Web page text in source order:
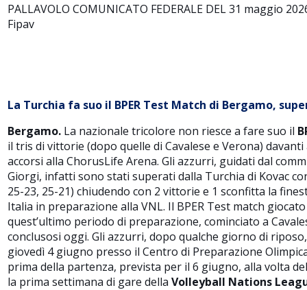
PALLAVOLO COMUNICATO FEDERALE DEL 31 maggio
Fipav
La Turchia fa suo il BPER Test Match di Bergamo,
Bergamo. La nazionale tricolore non riesce a fare suo il
il tris di vittorie (dopo quelle di Cavalese e Verona)
accorsi alla ChorusLife Arena. Gli azzurri, guidati dal
Giorgi, infatti sono stati superati dalla Turchia di Kovac
25-23, 25-21) chiudendo con 2 vittorie e 1 sconfitta la
Italia in preparazione alla VNL. Il BPER Test match
quest’ultimo periodo di preparazione, cominciato a
conclusosi oggi. Gli azzurri, dopo qualche giorno di
giovedì 4 giugno presso il Centro di Preparazione
prima della partenza, prevista per il 6 giugno, alla volta
la prima settimana di gare della Volleyball Nations